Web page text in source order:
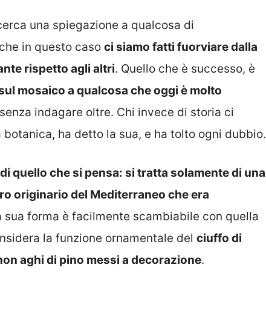
una spiegazione a qualcosa di
in questo caso ci siamo fatti fuorviare dalla
rispetto agli altri. Quello che è successo, è
mosaico a qualcosa che oggi è molto
indagare oltre. Chi invece di storia ci
ha detto la sua, e ha tolto ogni dubbio.
quello che si pensa: si tratta solamente di una
originario del Mediterraneo che era
sua forma è facilmente scambiabile con quella
la funzione ornamentale del ciuffo di
aghi di pino messi a decorazione.